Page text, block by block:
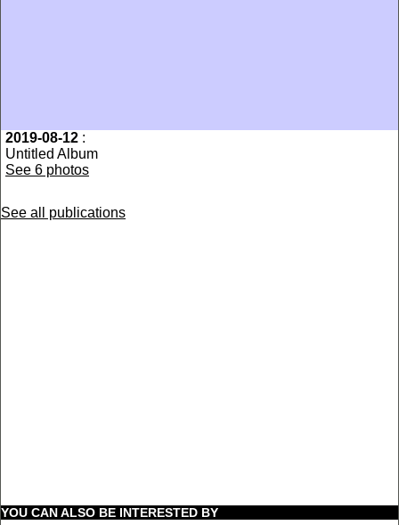
2019-08-12 :
Untitled Album
See 6 photos
See all publications
YOU CAN ALSO BE INTERESTED BY